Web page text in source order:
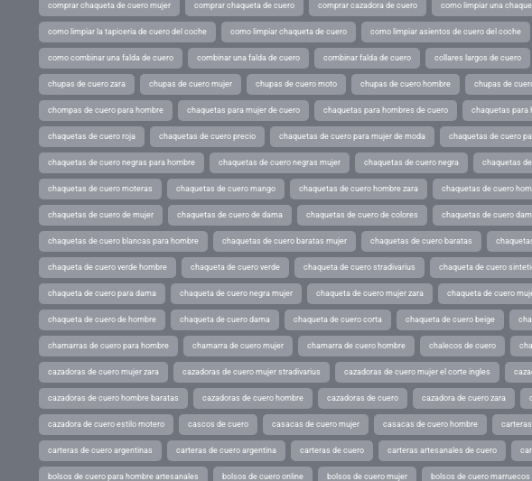
comprar chaqueta de cuero mujer comprar chaqueta de cuero comprar cazadora de cuero como limpiar una
como limpiar la tapiceria de cuero del coche como limpiar chaqueta de cuero como limpiar asientos de cuero del coche
como combinar una falda de cuero combinar una falda de cuero combinar falda de cuero collares largos de cuero
chupas de cuero zara chupas de cuero mujer chupas de cuero moto chupas de cuero hombre chupas de
chompas de cuero para hombre chaquetas para mujer de cuero chaquetas para hombres de cuero chaquetas para
chaquetas de cuero roja chaquetas de cuero precio chaquetas de cuero para mujer de moda chaquetas de cuero
chaquetas de cuero negras para hombre chaquetas de cuero negras mujer chaquetas de cuero negra chaquetas
chaquetas de cuero moteras chaquetas de cuero mango chaquetas de cuero hombre zara chaquetas de cuero
chaquetas de cuero de mujer chaquetas de cuero de dama chaquetas de cuero de colores chaquetas de cuero
chaquetas de cuero blancas para hombre chaquetas de cuero baratas mujer chaquetas de cuero baratas
chaqueta de cuero verde hombre chaqueta de cuero verde chaqueta de cuero stradivarius chaqueta de cuero
chaqueta de cuero para dama chaqueta de cuero negra mujer chaqueta de cuero mujer zara chaqueta de cuero
chaqueta de cuero de hombre chaqueta de cuero dama chaqueta de cuero corta chaqueta de cuero beige
chamarras de cuero para hombre chamarra de cuero mujer chamarra de cuero hombre chalecos de cuero
cazadoras de cuero mujer zara cazadoras de cuero mujer stradivarius cazadoras de cuero mujer el corte ingles
cazadoras de cuero hombre baratas cazadoras de cuero hombre cazadoras de cuero cazadora de cuero zara
cazadora de cuero estilo motero cascos de cuero casacas de cuero mujer casacas de cuero hombre
carteras de cuero argentinas carteras de cuero argentina carteras de cuero carteras artesanales de cuero
bolsos de cuero para hombre artesanales bolsos de cuero online bolsos de cuero mujer bolsos de cuero marruecos